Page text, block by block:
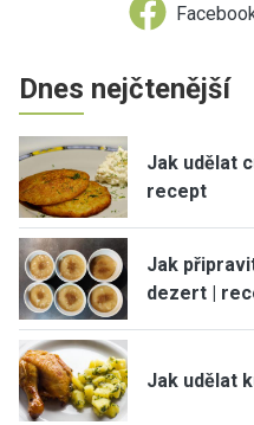
Dnes nejčtenější
Jak udělat
recept
Jak
dezert |
Jak udělat